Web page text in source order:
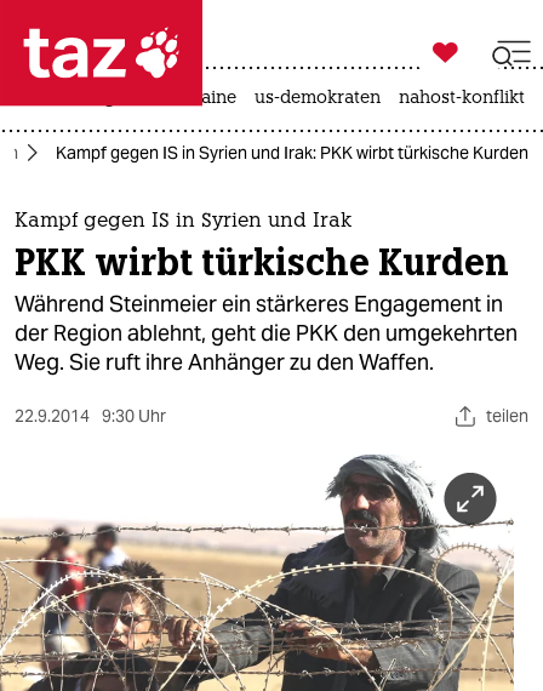
 taz zahl ich
taz zahl ich
themen
politik
öko
gesellschaft
berlin
nord
wahrheit

taz zahl ich
krieg in der ukraine us-demokraten nahost-konflikt
Kampf gegen IS in Syrien und Irak: PKK wirbt türkische Kurden
Kampf gegen IS in Syrien und Irak
PKK wirbt türkische Kurden
Während Steinmeier ein stärkeres Engagement in
der Region ablehnt, geht die PKK den umgekehrten
Weg. Sie ruft ihre Anhänger zu den Waffen.
22.9.2014 9:30 Uhr teilen